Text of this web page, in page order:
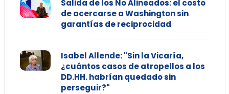
Salida de los No Alineados: el costo
de acercarse a Washington sin
garantías de reciprocidad
Isabel Allende: "Sin la Vicaría,
¿cuántos casos de atropellos a los
DD.HH. habrían quedado sin
perseguir?"